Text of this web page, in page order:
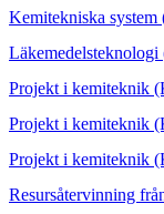
Kemitekniska system
Projekt i kemiteknik
Projekt i kemiteknik
Projekt i kemiteknik
Resursåtervinning